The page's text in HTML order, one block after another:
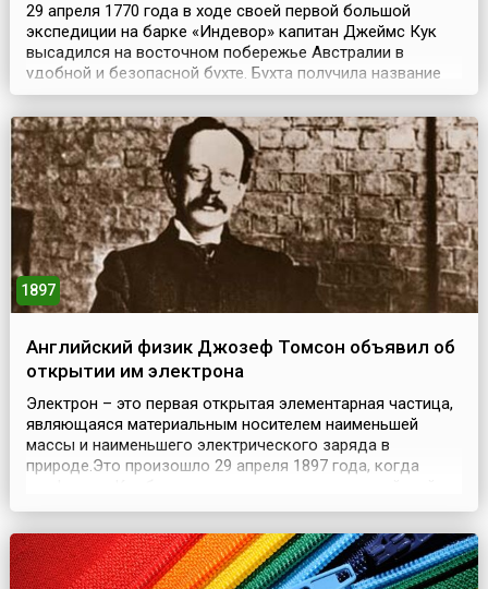
29 апреля 1770 года в ходе своей первой большой
экспедиции на барке «Индевор» капитан Джеймс Кук
высадился на восточном побережье Австралии в
удобной и безопасной бухте. Бухта получила название
«Ботаническая» – Botany Bay. Так настоял один из
участников плавания, известный ботаник Джозеф Бэнкс,
который был поражен богатством и разнообразием
береговой флоры. С 1788 года в 8 километрах к сев...
1897
Английский физик Джозеф Томсон объявил об
открытии им электрона
Электрон – это первая открытая элементарная частица,
являющаяся материальным носителем наименьшей
массы и наименьшего электрического заряда в
природе.Это произошло 29 апреля 1897 года, когда
физик Джозеф Томсон, выступая на заседании
открытии электрона. Открытие было сделано в
результате изу...